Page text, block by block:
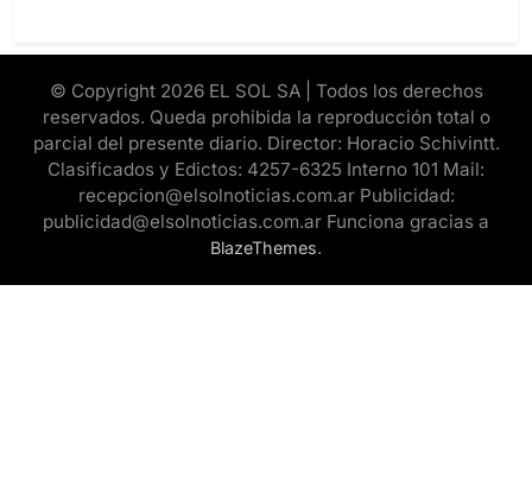
© Copyright 2026 EL SOL SA | Todos los derechos
reservados. Queda prohibida la reproducción total o
parcial del presente diario. Director: Horacio Schivintt.
Clasificados y Edictos: 4257-6325 Interno 101 Mail:
recepcion@elsolnoticias.com.ar Publicidad:
publicidad@elsolnoticias.com.ar Funciona gracias a
BlazeThemes.